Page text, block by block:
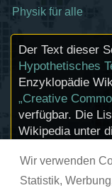
Wir verwenden
Statistik,
Physik für alle
Der Text dieser
Hypothetisches
Enzyklopädie
„Creative
verfügbar. Die
Wikipedia unter
Informationen zu
Lizenzstatus